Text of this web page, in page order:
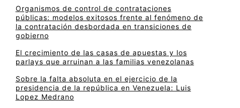
Organismos de control de contrataciones
públicas: modelos exitosos frente al fenómeno de
la contratación desbordada en transiciones de
gobierno
El crecimiento de las casas de apuestas y los
parlays que arruinan a las familias venezolanas
Sobre la falta absoluta en el ejercicio de la
presidencia de la república en Venezuela: Luis
Lopez Medrano